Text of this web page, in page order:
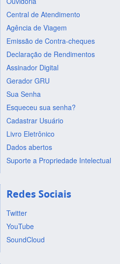
Central de Atendimento
Agência de Viagem
Emissão de Contra-cheques
Declaração de Rendimentos
Assinador Digital
Gerador GRU
Sua Senha
Esqueceu sua senha?
Cadastrar Usuário
Livro Eletrônico
Dados abertos
Suporte a Propriedade Intelectual
Redes Sociais
Twitter
YouTube
SoundCloud